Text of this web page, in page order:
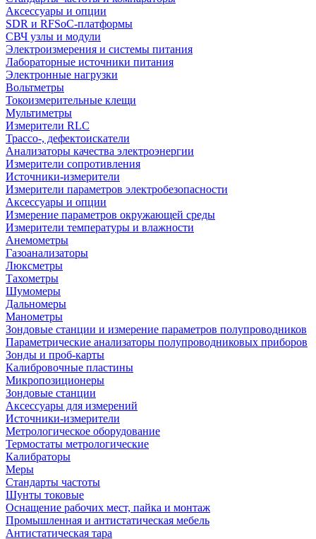
Аксессуары и опции
SDR и RFSoC‑платформы
СВЧ узлы и модули
Электроизмерения и системы питания
Лабораторные источники питания
Электронные нагрузки
Вольтметры
Токоизмерительные клещи
Мультиметры
Измерители RLC
Трассо-, дефектоискатели
Анализаторы качества электроэнергии
Измерители сопротивления
Источники-измерители
Измерители параметров электробезопасности
Аксессуары и опции
Измерение параметров окружающей среды
Измерители температуры и влажности
Анемометры
Газоанализаторы
Люксметры
Тахометры
Шумомеры
Дальномеры
Манометры
Зондовые станции и измерение параметров полупроводников
Параметрические анализаторы полупроводниковых приборов
Зонды и проб-карты
Калибровочные пластины
Микропозиционеры
Зондовые станции
Аксессуары для измерений
Источники-измерители
Метрологическое оборудование
Термостаты метрологические
Калибраторы
Меры
Стандарты частоты
Шунты токовые
Оснащение рабочих мест, пайка и монтаж
Промышленная и антистатическая мебель
Антистатическая тара